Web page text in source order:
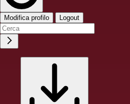
Modifica profilo Logout